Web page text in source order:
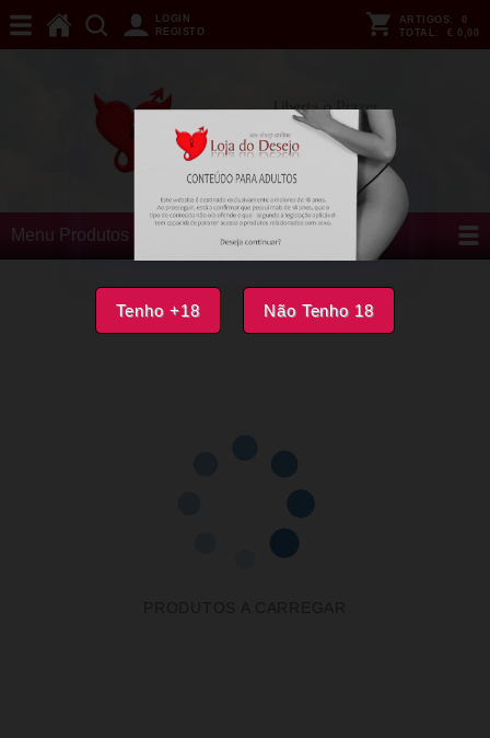
Tenho +18 Não Tenho 18
LOGIN
REGISTO
ARTIGOS:
0
TOTAL: € 0,00
Menu Produtos